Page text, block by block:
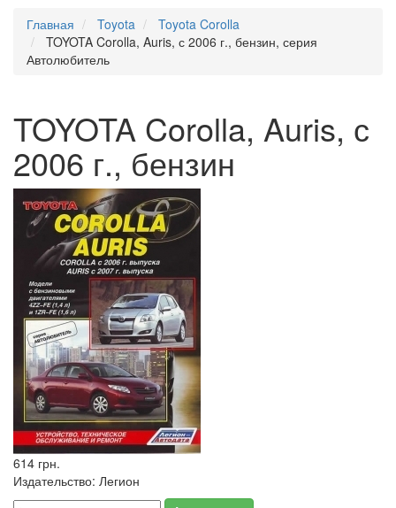
Главная
Toyota
Toyota Corolla
TOYOTA Corolla, Auris, с 2006 г., бензин, серия
Автолюбитель
TOYOTA Corolla, Auris, с
2006 г., бензин
614 грн.
Издательство: Легион